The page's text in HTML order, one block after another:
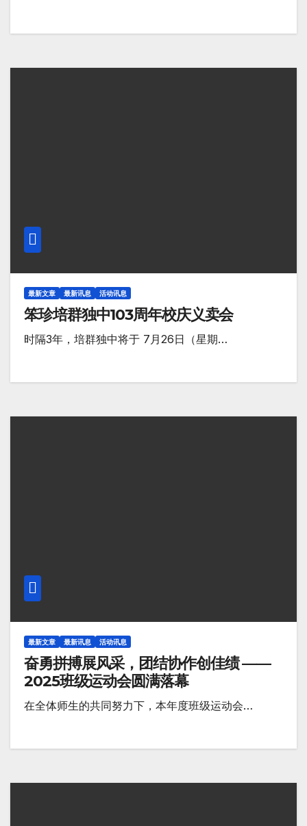
最新文章 最新讯息 活动讯息
笨珍培群独中103周年校庆义卖会
时隔3年，培群独中将于 7月26日（星期…
最新文章 最新讯息 活动讯息
奋勇拼搏展风采，团结协作创佳绩 ——
2025班级运动会圆满落幕
在全体师生的共同努力下，本年度班级运动会…